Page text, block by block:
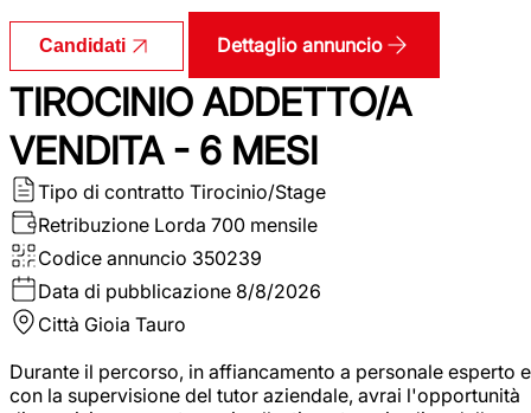
Candidati Dettaglio annuncio
TIROCINIO ADDETTO/A
VENDITA - 6 MESI
Tipo di contratto Tirocinio/Stage
Retribuzione Lorda 700 mensile
Codice annuncio 350239
Data di pubblicazione 8/8/2026
Città Gioia Tauro
Durante il percorso, in affiancamento a personale esperto e
con la supervisione del tutor aziendale, avrai l'opportunità